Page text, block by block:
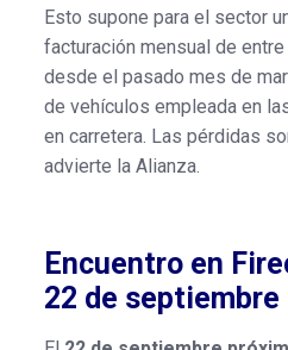
Esto supone para el sector
facturación mensual de entre
desde el pasado mes de
de vehículos empleada en
en carretera. Las pérdidas
advierte la Alianza.
Encuentro en
22 de septiembre